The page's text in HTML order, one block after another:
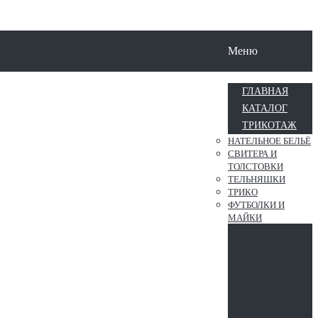
Меню
ГЛАВНАЯ
КАТАЛОГ
ТРИКОТАЖ
НАТЕЛЬНОЕ БЕЛЬЁ
СВИТЕРА И
ТОЛСТОВКИ
ТЕЛЬНЯШКИ
ТРИКО
ФУТБОЛКИ И
МАЙКИ